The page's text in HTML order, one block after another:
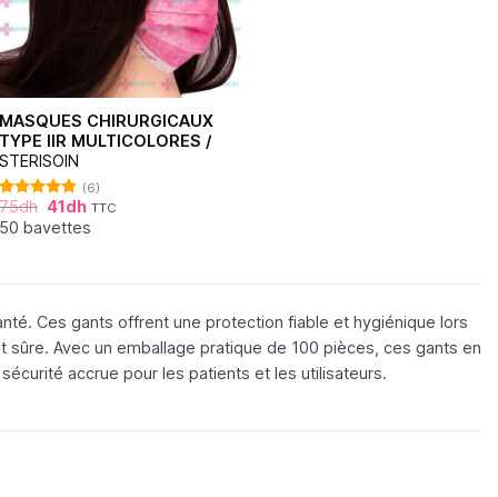
CHIRURGICAUX
IIR MULTICOLORES /
4.83
5
(6)
dh 41dh TTC
bavettes
Ces gants offrent une protection fiable et hygiénique lors
Avec un emballage pratique de 100 pièces, ces gants en
accrue pour les patients et les utilisateurs.